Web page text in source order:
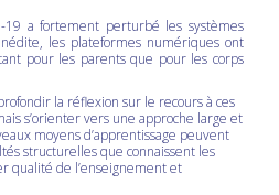
19 a fortement perturbé les systèmes
les plateformes numériques ont
pour les parents que pour les corps
la réflexion sur le recours à ces
s’orienter vers une approche large et
moyens d’apprentissage peuvent
structurelles que connaissent les
qualité de l’enseignement et